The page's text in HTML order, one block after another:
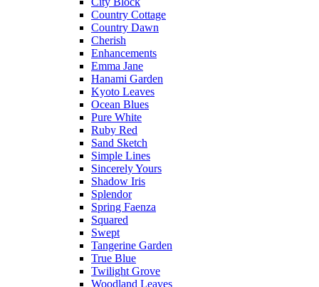
Country Cottage
Country Dawn
Cherish
Enhancements
Emma Jane
Hanami Garden
Kyoto Leaves
Ocean Blues
Pure White
Ruby Red
Sand Sketch
Simple Lines
Sincerely Yours
Shadow Iris
Splendor
Spring Faenza
Squared
Swept
Tangerine Garden
True Blue
Twilight Grove
Woodland Leaves